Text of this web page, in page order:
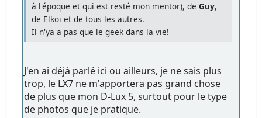
à l'époque et qui est resté mon mentor), deGuy,
de Elkoi et de tous les autres.
Il n'ya a pas que le geek dans la vie!
J'en ai déjà parlé ici ou ailleurs, je ne sais plus
trop, le LX7 ne m'apportera pas grand chose
de plus que mon D-Lux 5, surtout pour le type
de photos que je pratique.